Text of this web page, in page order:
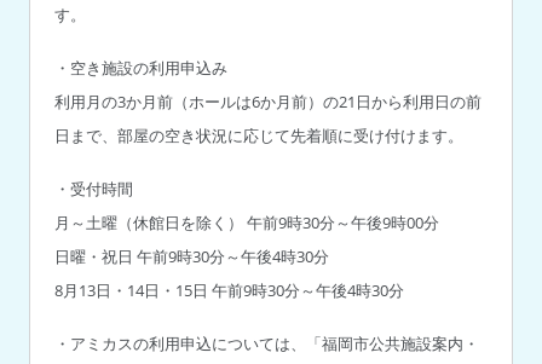
す。
・空き施設の利用申込み
利用月の3か月前（ホールは6か月前）の21日から利用日の前
日まで、部屋の空き状況に応じて先着順に受け付けます。
・受付時間
月～土曜（休館日を除く） 午前9時30分～午後9時00分
日曜・祝日 午前9時30分～午後4時30分
8月13日・14日・15日 午前9時30分～午後4時30分
・アミカスの利用申込については、「福岡市公共施設案内・